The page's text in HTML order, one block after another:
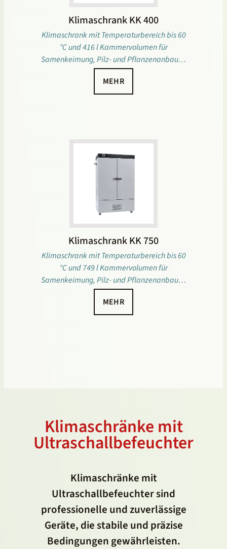
Klimaschränke mit
Ultraschallbefeuchter
Klimaschränke mit
Ultraschallbefeuchter sind
professionelle und zuverlässige
Geräte, die stabile und präzise
Bedingungen gewährleisten.
Klimaschrank KK 400
Klimaschrank mit Temperaturbereich bis 60
°C und 416 l Kammervolumen für
Samenkeimung, Pilz- und Pflanzenanbau…
MEHR
Klimaschrank KK 750
Klimaschrank mit Temperaturbereich bis 60
°C und 749 l Kammervolumen für
Samenkeimung, Pilz- und Pflanzenanbau…
MEHR